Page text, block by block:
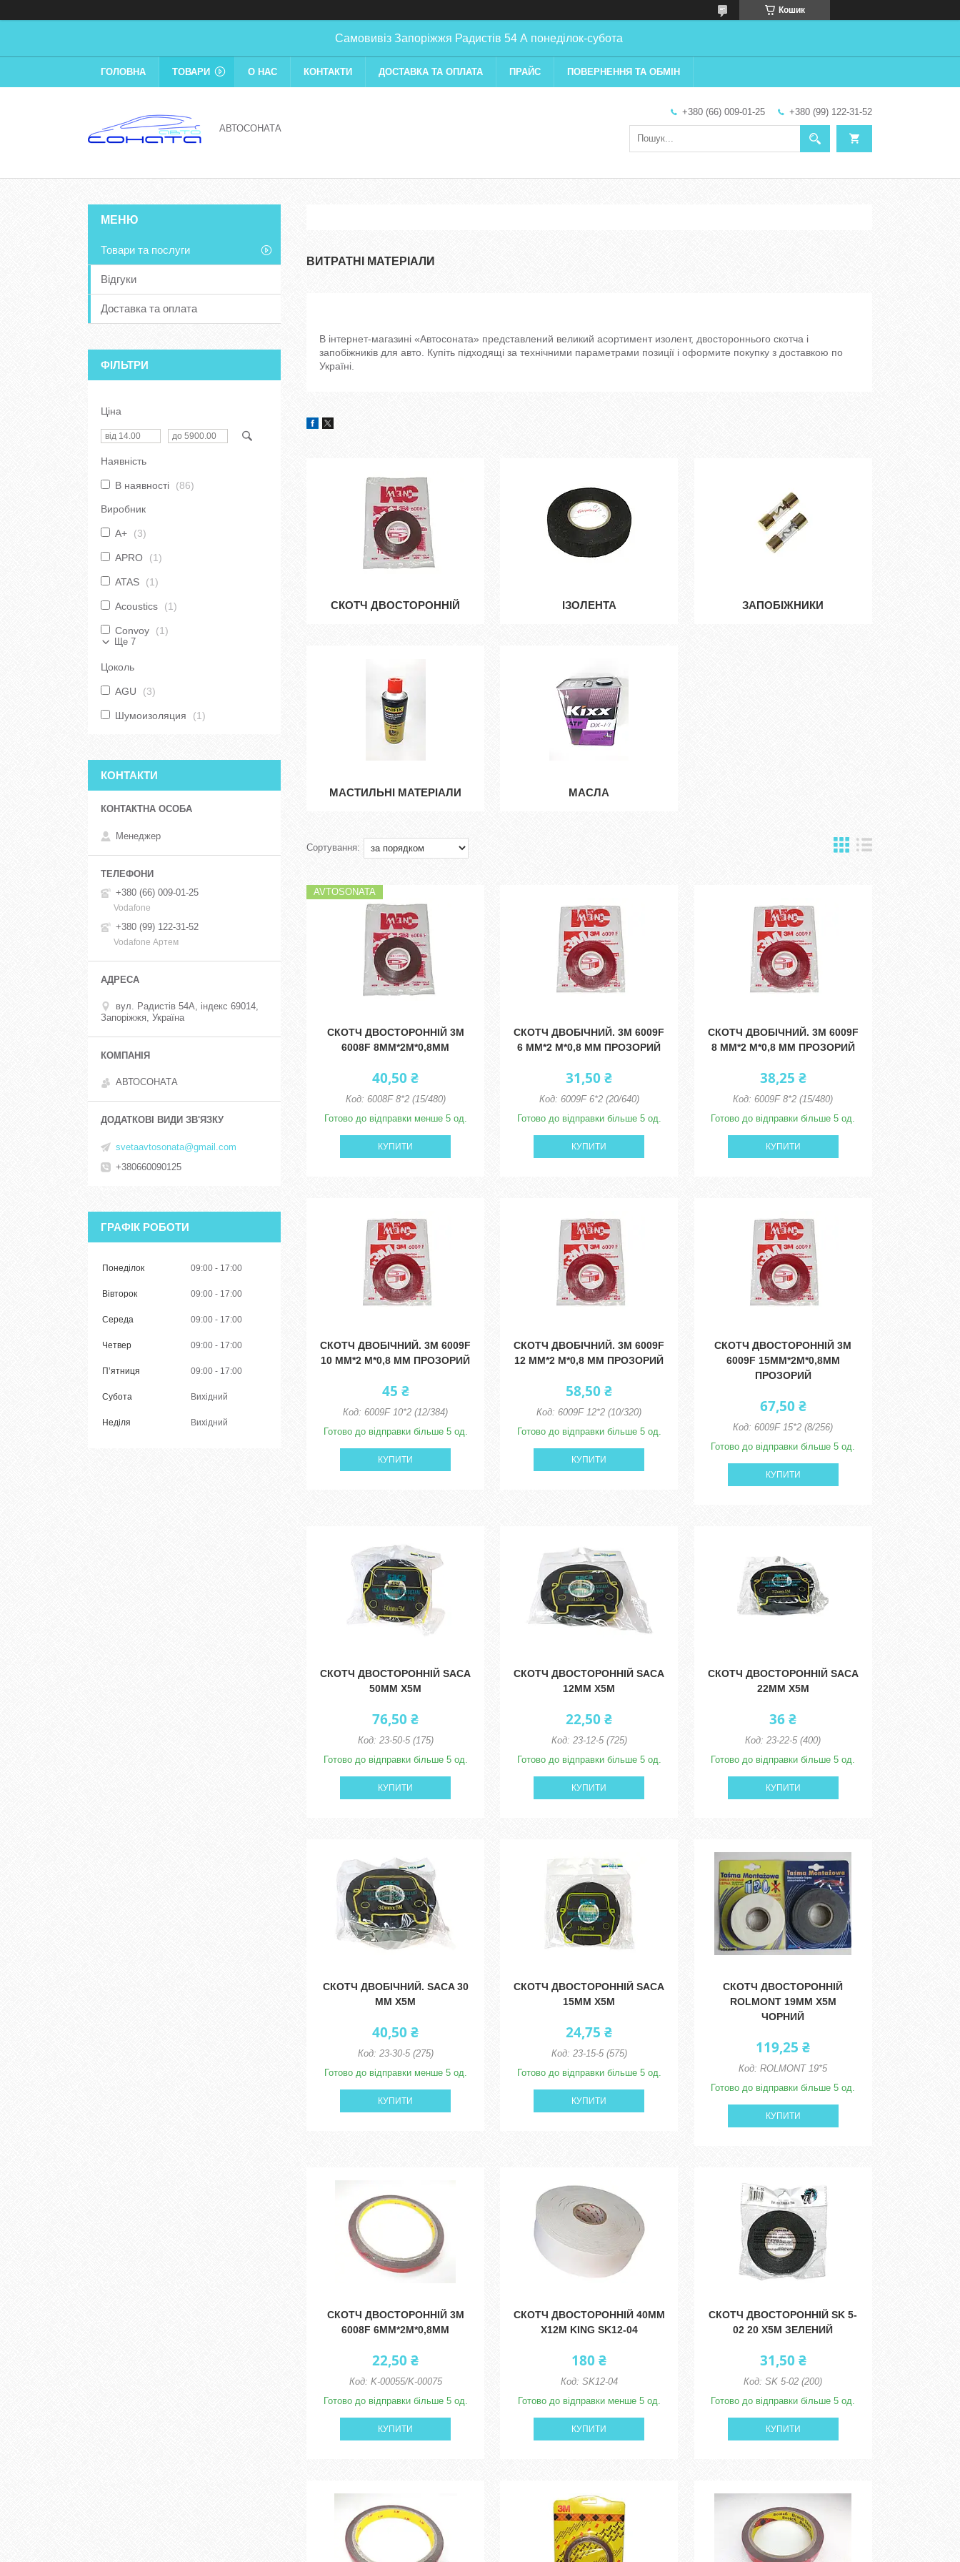
Кошик
Самовивіз Запоріжжя Радистів 54 А понеділок-субота
ГОЛОВНА ТОВАРИ О НАС КОНТАКТИ ДОСТАВКА ТА ОПЛАТА ПРАЙС ПОВЕРНЕННЯ ТА ОБМІН
АВТОСОНАТА
+380 (66) 009-01-25 +380 (99) 122-31-52
ВИТРАТНІ МАТЕРІАЛИ
В інтернет-магазині «Автосоната» представлений великий асортимент изолент, двостороннього скотча і
запобіжників для авто. Купіть підходящі за технічними параметрами позиції і оформите покупку з доставкою по
Україні.
СКОТЧ ДВОСТОРОННІЙ ІЗОЛЕНТА ЗАПОБІЖНИКИ
МАСТИЛЬНІ МАТЕРІАЛИ МАСЛА
AVTOSONATA
СКОТЧ ДВОСТОРОННІЙ 3M
6008F 8ММ*2М*0,8ММ
40,50 ₴
6008F 8*2 (15/480)
Готово до відправки менше 5 од.
КУПИТИ
СКОТЧ ДВОБІЧНИЙ. 3M 6009F
6 ММ*2 М*0,8 ММ ПРОЗОРИЙ
31,50 ₴
6009F 6*2 (20/640)
Готово до відправки більше 5 од.
КУПИТИ
СКОТЧ ДВОБІЧНИЙ. 3M 6009F
8 ММ*2 М*0,8 ММ ПРОЗОРИЙ
38,25 ₴
6009F 8*2 (15/480)
Готово до відправки більше 5 од.
КУПИТИ
СКОТЧ ДВОБІЧНИЙ. 3M 6009F
10 ММ*2 М*0,8 ММ ПРОЗОРИЙ
45 ₴
6009F 10*2 (12/384)
Готово до відправки більше 5 од.
КУПИТИ
СКОТЧ ДВОБІЧНИЙ. 3M 6009F
12 ММ*2 М*0,8 ММ ПРОЗОРИЙ
58,50 ₴
6009F 12*2 (10/320)
Готово до відправки більше 5 од.
КУПИТИ
СКОТЧ ДВОСТОРОННІЙ 3M
6009F 15ММ*2М*0,8ММ
ПРОЗОРИЙ
67,50 ₴
6009F 15*2 (8/256)
Готово до відправки більше 5 од.
КУПИТИ
СКОТЧ ДВОСТОРОННІЙ SACA
50ММ Х5М
76,50 ₴
23-50-5 (175)
Готово до відправки більше 5 од.
КУПИТИ
СКОТЧ ДВОСТОРОННІЙ SACA
12ММ Х5М
22,50 ₴
23-12-5 (725)
Готово до відправки більше 5 од.
КУПИТИ
СКОТЧ ДВОСТОРОННІЙ SACA
22ММ Х5М
36 ₴
23-22-5 (400)
Готово до відправки більше 5 од.
КУПИТИ
СКОТЧ ДВОБІЧНИЙ. SACA 30
ММ Х5М
40,50 ₴
23-30-5 (275)
Готово до відправки менше 5 од.
КУПИТИ
СКОТЧ ДВОСТОРОННІЙ SACA
15ММ Х5М
24,75 ₴
23-15-5 (575)
Готово до відправки більше 5 од.
КУПИТИ
СКОТЧ ДВОСТОРОННІЙ
ROLMONT 19ММ Х5М
ЧОРНИЙ
119,25 ₴
ROLMONT 19*5
Готово до відправки більше 5 од.
КУПИТИ
СКОТЧ ДВОСТОРОННІЙ 3M
6008F 6ММ*2М*0,8ММ
22,50 ₴
K-00055/K-00075
Готово до відправки більше 5 од.
КУПИТИ
СКОТЧ ДВОСТОРОННІЙ 40ММ
Х12М KING SK12-04
180 ₴
SK12-04
Готово до відправки менше 5 од.
КУПИТИ
СКОТЧ ДВОСТОРОННІЙ SK 5-
02 20 Х5М ЗЕЛЕНИЙ
31,50 ₴
SK 5-02 (200)
Готово до відправки більше 5 од.
КУПИТИ
Товари та послуги
Відгуки
Доставка та оплата
ФІЛЬТРИ
Ціна
Наявність
В наявності 86
Виробник
A+ 3
APRO 1
ATAS 1
Acoustics 1
Convoy 1
Ще 7
Цоколь
AGU 3
Шумоизоляция 1
КОНТАКТИ
Менеджер
+380 (66) 009-01-25
Vodafone
+380 (99) 122-31-52
Vodafone Артем
вул. Радистів 54А, індекс 69014,
Запоріжжя, Україна
АВТОСОНАТА
svetaavtosonata@gmail.com
+380660090125
ГРАФІК РОБОТИ
Понеділок 09:00 17:00
Вівторок 09:00 17:00
Середа 09:00 17:00
Четвер 09:00 17:00
Пʼятниця 09:00 17:00
Субота Вихідний
Неділя Вихідний